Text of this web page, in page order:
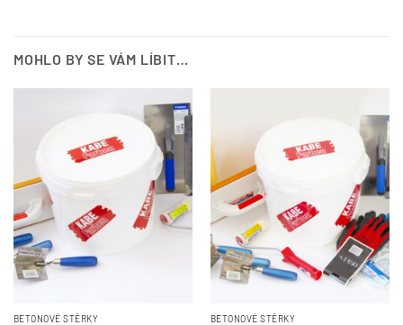
MOHLO BY SE VÁM LÍBIT…
BETONOVÉ STĚRKY BETONOVÉ STĚRKY